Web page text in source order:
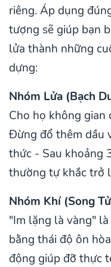
riêng. Áp dụng
tượng sẽ giúp bạn
lửa thành những
dựng:
Nhóm Lửa (Bạch
Cho họ không gian
Đừng đổ thêm dầu
thức - Sau khoảng
thường tự khắc trở
Nhóm Khí (Song
"Im lặng là vàng"
bằng thái độ ôn
động giúp đỡ thực